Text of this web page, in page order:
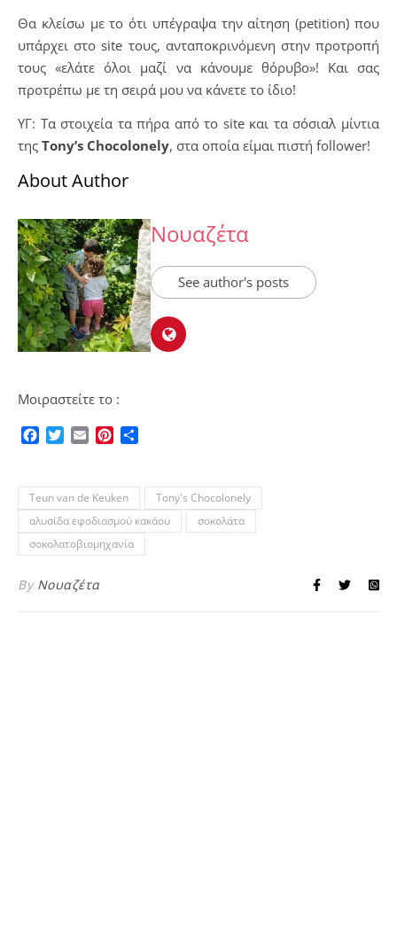
Θα κλείσω με το ότι υπέγραψα την αίτηση (petition) που
υπάρχει στο site τους, ανταποκρινόμενη στην προτροπή
τους «ελάτε όλοι μαζί να κάνουμε θόρυβο»! Και σας
προτρέπω με τη σειρά μου να κάνετε το ίδιο!
ΥΓ: Τα στοιχεία τα πήρα από το site και τα σόσιαλ μίντια
της Tony’s Chocolonely, στα οποία είμαι πιστή follower!
About Author
Νουαζέτα
See author's posts
Μοιραστείτε το :
Facebook
TwitterEmailPinterest
Teun van de Keuken
Tony's Chocolonely
αλυσίδα εφοδιασμού κακάου
σοκολάτα
σοκολατοβιομηχανία
By Νουαζέτα